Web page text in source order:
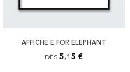
AFFICHE E FOR ELEPHANT
DÈS 5,15 €